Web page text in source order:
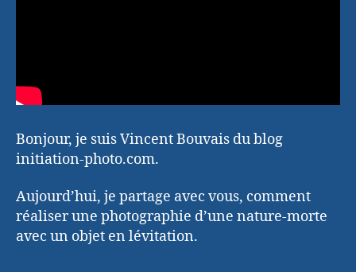
Bonjour, je suis Vincent Bouvais du blog
initiation-photo.com.
Aujourd’hui, je partage avec vous, comment
réaliser une photographie d’une nature-morte
avec un objet en lévitation.